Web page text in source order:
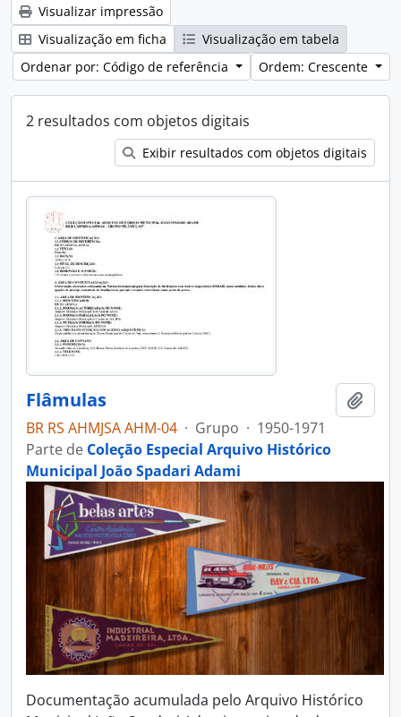
Visualizar impressão
Visualização em ficha
Visualização em tabela
Ordenar por: Código de referência
Ordem: Crescente
2 resultados com objetos digitais
Exibir resultados com objetos digitais
Flâmulas
BR RS AHMJSA AHM-04 · Grupo · 1950-1971
Parte de Coleção Especial Arquivo Histórico
Municipal João Spadari Adami
Documentação acumulada pelo Arquivo Histórico